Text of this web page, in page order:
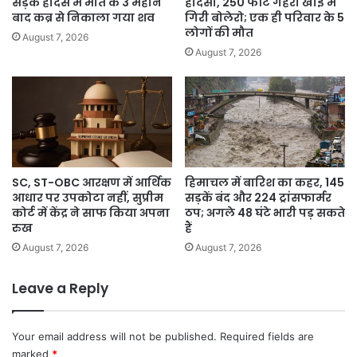
बाद कब्र से निकाला गया शव
August 7, 2026
गिरी बोलेरो; एक ही परिवार के 5
लोगों की मौत
August 7, 2026
SC, ST-OBC आरक्षण में आर्थिक
आधार पर उपकोटा नहीं, सुप्रीम
कोर्ट में केंद्र ने साफ किया अपना
रुख
August 7, 2026
हिमाचल में बारिश का कहर, 145
सड़कें बंद और 224 ट्रांसफार्मर
ठप; अगले 48 घंटे भारी पड़ सकते
हैं
August 7, 2026
Leave a Reply
Your email address will not be published. Required fields are
marked *